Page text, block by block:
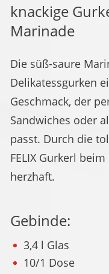
knackige
Marinade
Die süß-saure
Delikatessgurken
Geschmack, der
Sandwiches oder
passt. Durch die
FELIX Gurkerl
herzhaft.
Gebinde:
3,4 l Glas
10/1 Dose